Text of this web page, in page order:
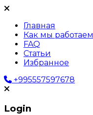
Главная
Как мы работаем
FAQ
Статьи
Избранное
+995557597678
Login